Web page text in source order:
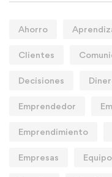
Ahorro
Clientes
Decisiones
Emprendedor
Emprendimiento
Empresas